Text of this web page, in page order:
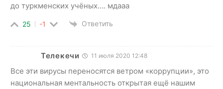
до туркменских учёных…. мдааа
25 -1 Ответить
Телекечи 11 июля 2020 12:48
Все эти вирусы переносятся ветром «коррупции», это
национальная ментальность открытая ещё нашим